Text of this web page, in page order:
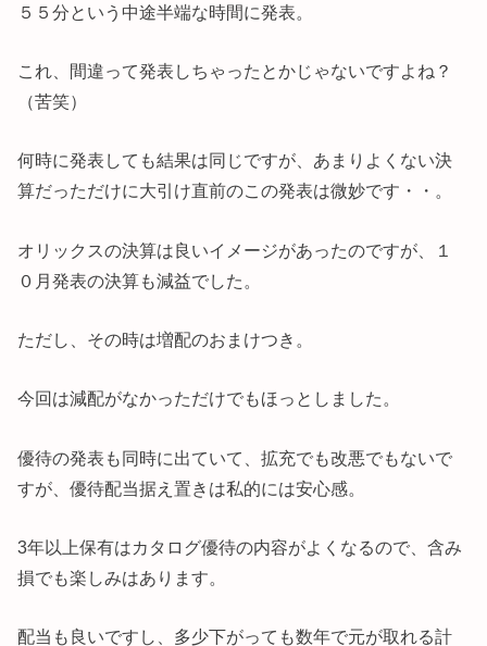
５５分という中途半端な時間に発表。
これ、間違って発表しちゃったとかじゃないですよね？
（苦笑）
何時に発表しても結果は同じですが、あまりよくない決
算だっただけに大引け直前のこの発表は微妙です・・。
オリックスの決算は良いイメージがあったのですが、１
０月発表の決算も減益でした。
ただし、その時は増配のおまけつき。
今回は減配がなかっただけでもほっとしました。
優待の発表も同時に出ていて、拡充でも改悪でもないで
すが、優待配当据え置きは私的には安心感。
3年以上保有はカタログ優待の内容がよくなるので、含み
損でも楽しみはあります。
配当も良いですし、多少下がっても数年で元が取れる計